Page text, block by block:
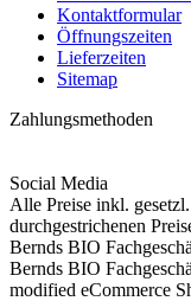
Kontaktformular
Öffnungszeiten
Lieferzeiten
Sitemap
Zahlungsmethoden
Social Media
Alle Preise inkl.
durchgestrichenen
Bernds BIO
Bernds BIO
modified eCommerce